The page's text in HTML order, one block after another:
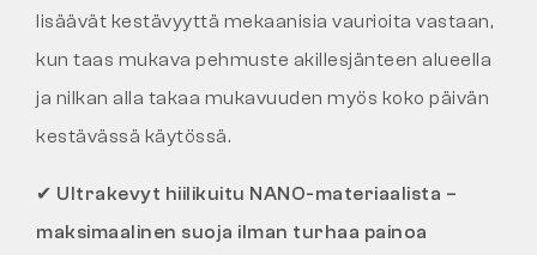
lisäävät kestävyyttä mekaanisia vaurioita vastaan,
kun taas mukava pehmuste akillesjänteen alueella
ja nilkan alla takaa mukavuuden myös koko päivän
kestävässä käytössä.
✔ Ultrakevyt hiilikuitu NANO-materiaalista –
maksimaalinen suoja ilman turhaa painoa